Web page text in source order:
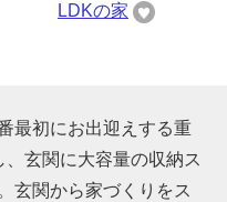
LDKの家
最初にお出迎えする重
玄関に大容量の収納ス
玄関から家づくりをス